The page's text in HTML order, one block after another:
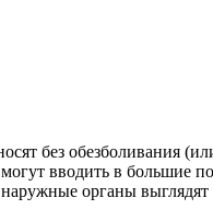
без обезболивания
вводить в большие
органы выглядят